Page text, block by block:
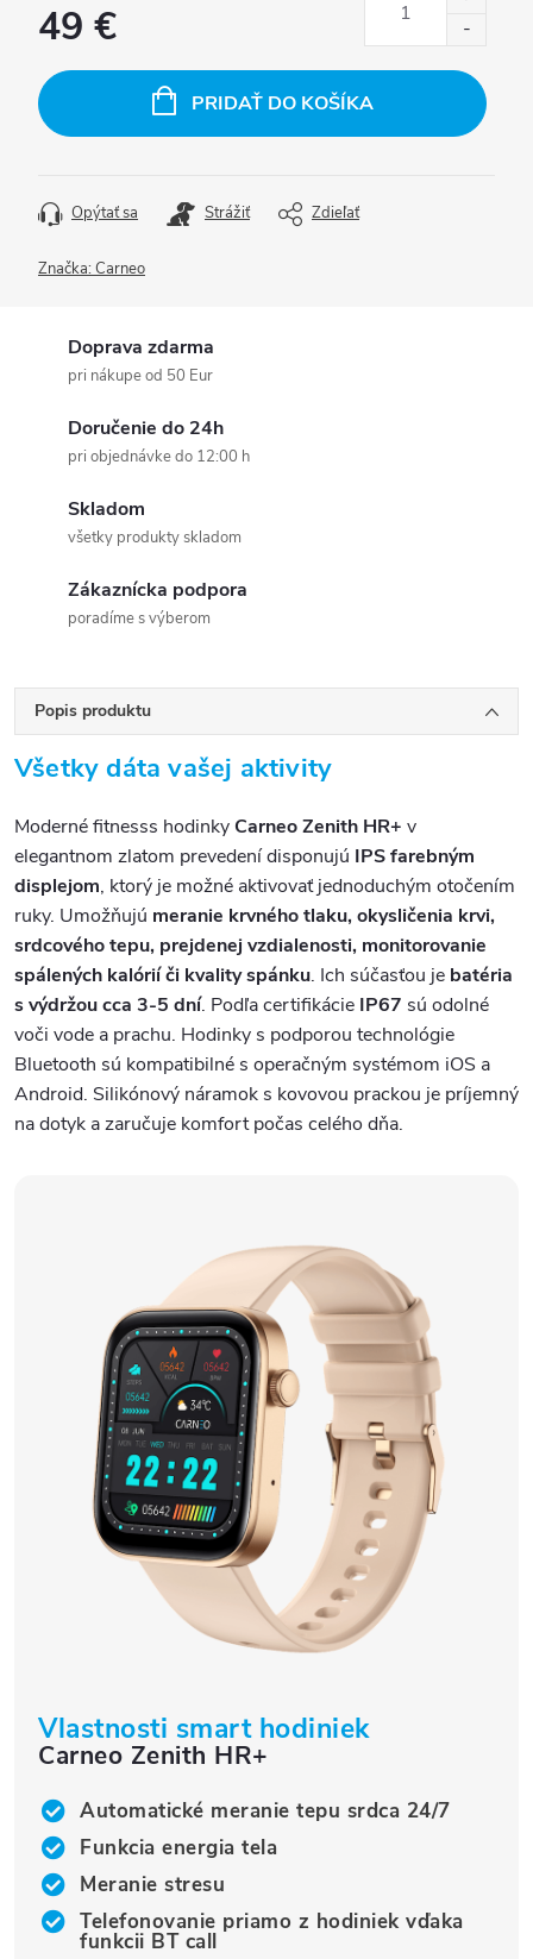
49 €
cena:
PRIDAŤ DO KOŠÍKA
Opýtať sa Strážiť Zdieľať
Značka:Carneo
Doprava zdarma
pri nákupe od 50 Eur
Doručenie do 24h
pri objednávke do 12:00 h
Skladom
všetky produkty skladom
Zákaznícka podpora
poradíme s výberom
Popis produktu
Všetky dáta vašej aktivity
Moderné fitnesss hodinkyCarneo Zenith HR+ v
elegantnom zlatom prevedení disponujú IPS farebným
displejom, ktorý je možné aktivovať jednoduchým otočením
ruky. Umožňujú meranie krvného tlaku, okysličenia krvi,
srdcového tepu, prejdenej vzdialenosti, monitorovanie
spálených kalórií či kvality spánku. Ich súčasťou je batéria
s výdržou cca 3-5 dní. Podľa certifikácie IP67 sú odolné
voči vode a prachu. Hodinky s podporou technológie
Bluetooth sú kompatibilné s operačným systémom iOS a
Android. Silikónový náramok s kovovou prackou je príjemný
na dotyk a zaručuje komfort počas celého dňa.
Vlastnosti smart hodiniek
Carneo Zenith HR+
Automatické meranie tepu srdca 24/7
Funkcia energia tela
Meranie stresu
Telefonovanie priamo z hodiniek vďaka
funkcii BT call